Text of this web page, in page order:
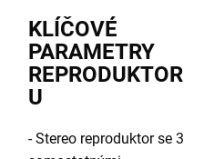
KLÍČOVÉ
PARAMETRY
REPRODUKTOR
U
- Stereo reproduktor se 3